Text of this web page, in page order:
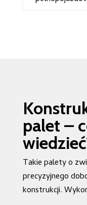
palet –
Takie palety o
precyzyjnego
konstrukcji.